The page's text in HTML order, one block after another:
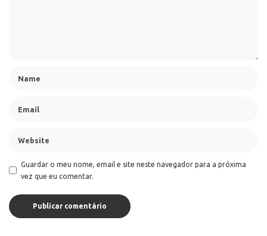
Guardar o meu nome, email e site neste navegador para a próxima
vez que eu comentar.